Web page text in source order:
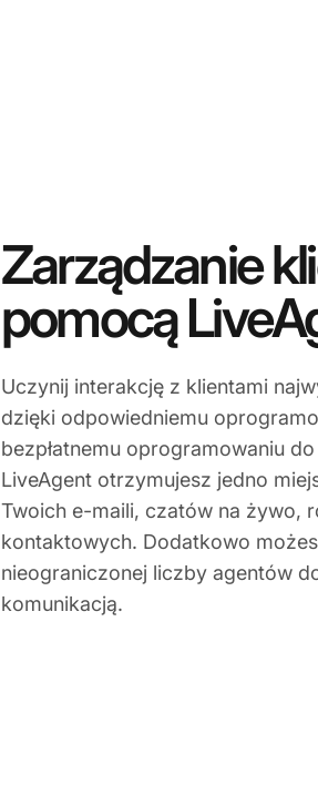
Zarządzanie
pomocą
Uczynij interakcję z klientami
dzięki odpowiedniemu
bezpłatnemu oprogramowaniu
LiveAgent otrzymujesz jedno
Twoich e-maili, czatów na żywo,
kontaktowych. Dodatkowo
nieograniczonej liczby agentów
komunikacją.